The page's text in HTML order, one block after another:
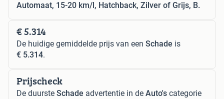
Automaat, 15-20 km/l, Hatchback, Zilver of Grijs, B.
€ 5.314
De huidige gemiddelde prijs van een Schade is
€ 5.314.
Prijscheck
De duurste Schade advertentie in de Auto's categorie